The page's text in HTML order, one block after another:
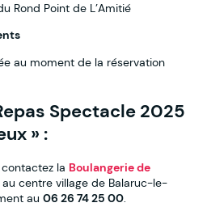
Rond Point de L’Amitié
au moment de la réservation
Spectacle 2025
» :
la Boulangerie de
centre village de Balaruc-le-
au 06 26 74 25 00.